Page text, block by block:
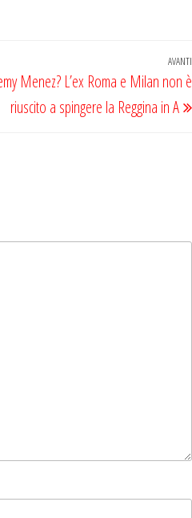
AVANTI
Menez? L’ex Roma e Milan non è
riuscito a spingere la Reggina in A